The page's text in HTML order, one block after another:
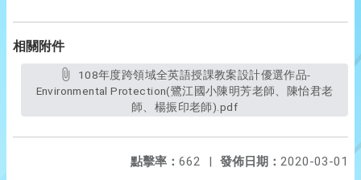
相關附件
Environmental Protection(鷺江國小陳明芳老師、陳怡君老
師、楊振印老師).pdf
發佈日期： 2020-03-01
點擊率： 662 |